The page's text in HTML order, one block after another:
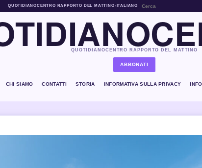
QUOTIDIANOCENTRO RAPPORTO DEL MATTINO• ITALIANO
QUOTIDIANOCENTRO RAPPORTO DEL MATTINO
ABBONATI
CHI SIAMO CONTATTI STORIA INFORMATIVA SULLA PRIVACY